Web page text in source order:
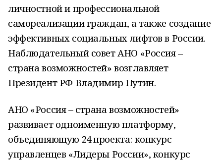
личностной и профессиональной
самореализации граждан, а также создание
эффективных социальных лифтов в России.
Наблюдательный совет АНО «Россия –
страна возможностей» возглавляет
Президент РФ Владимир Путин.
АНО «Россия – страна возможностей»
развивает одноименную платформу,
объединяющую 24 проекта: конкурс
управленцев «Лидеры России», конкурс